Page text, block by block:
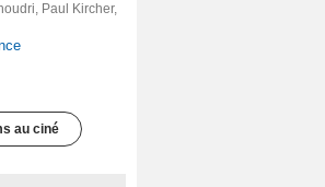
Paul Kircher,
au ciné